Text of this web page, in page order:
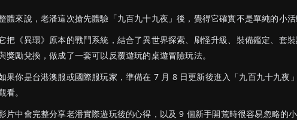
體來說，老潘這次搶先體驗「九百九十九夜」後，覺得它確實不是單純的小活
把《異環》原本的戰鬥系統，結合了異世界探索、刷怪升級、裝備鑑定、套
獎勵兌換，做成了一套可以反覆遊玩的桌遊冒險玩法。
果你是台港澳服或國際服玩家，準備在 7 月 8 日更新後進入「九百九十九夜
看。
片中會完整分享老潘實際遊玩後的心得，以及 9 個新手開荒時很容易忽略的小